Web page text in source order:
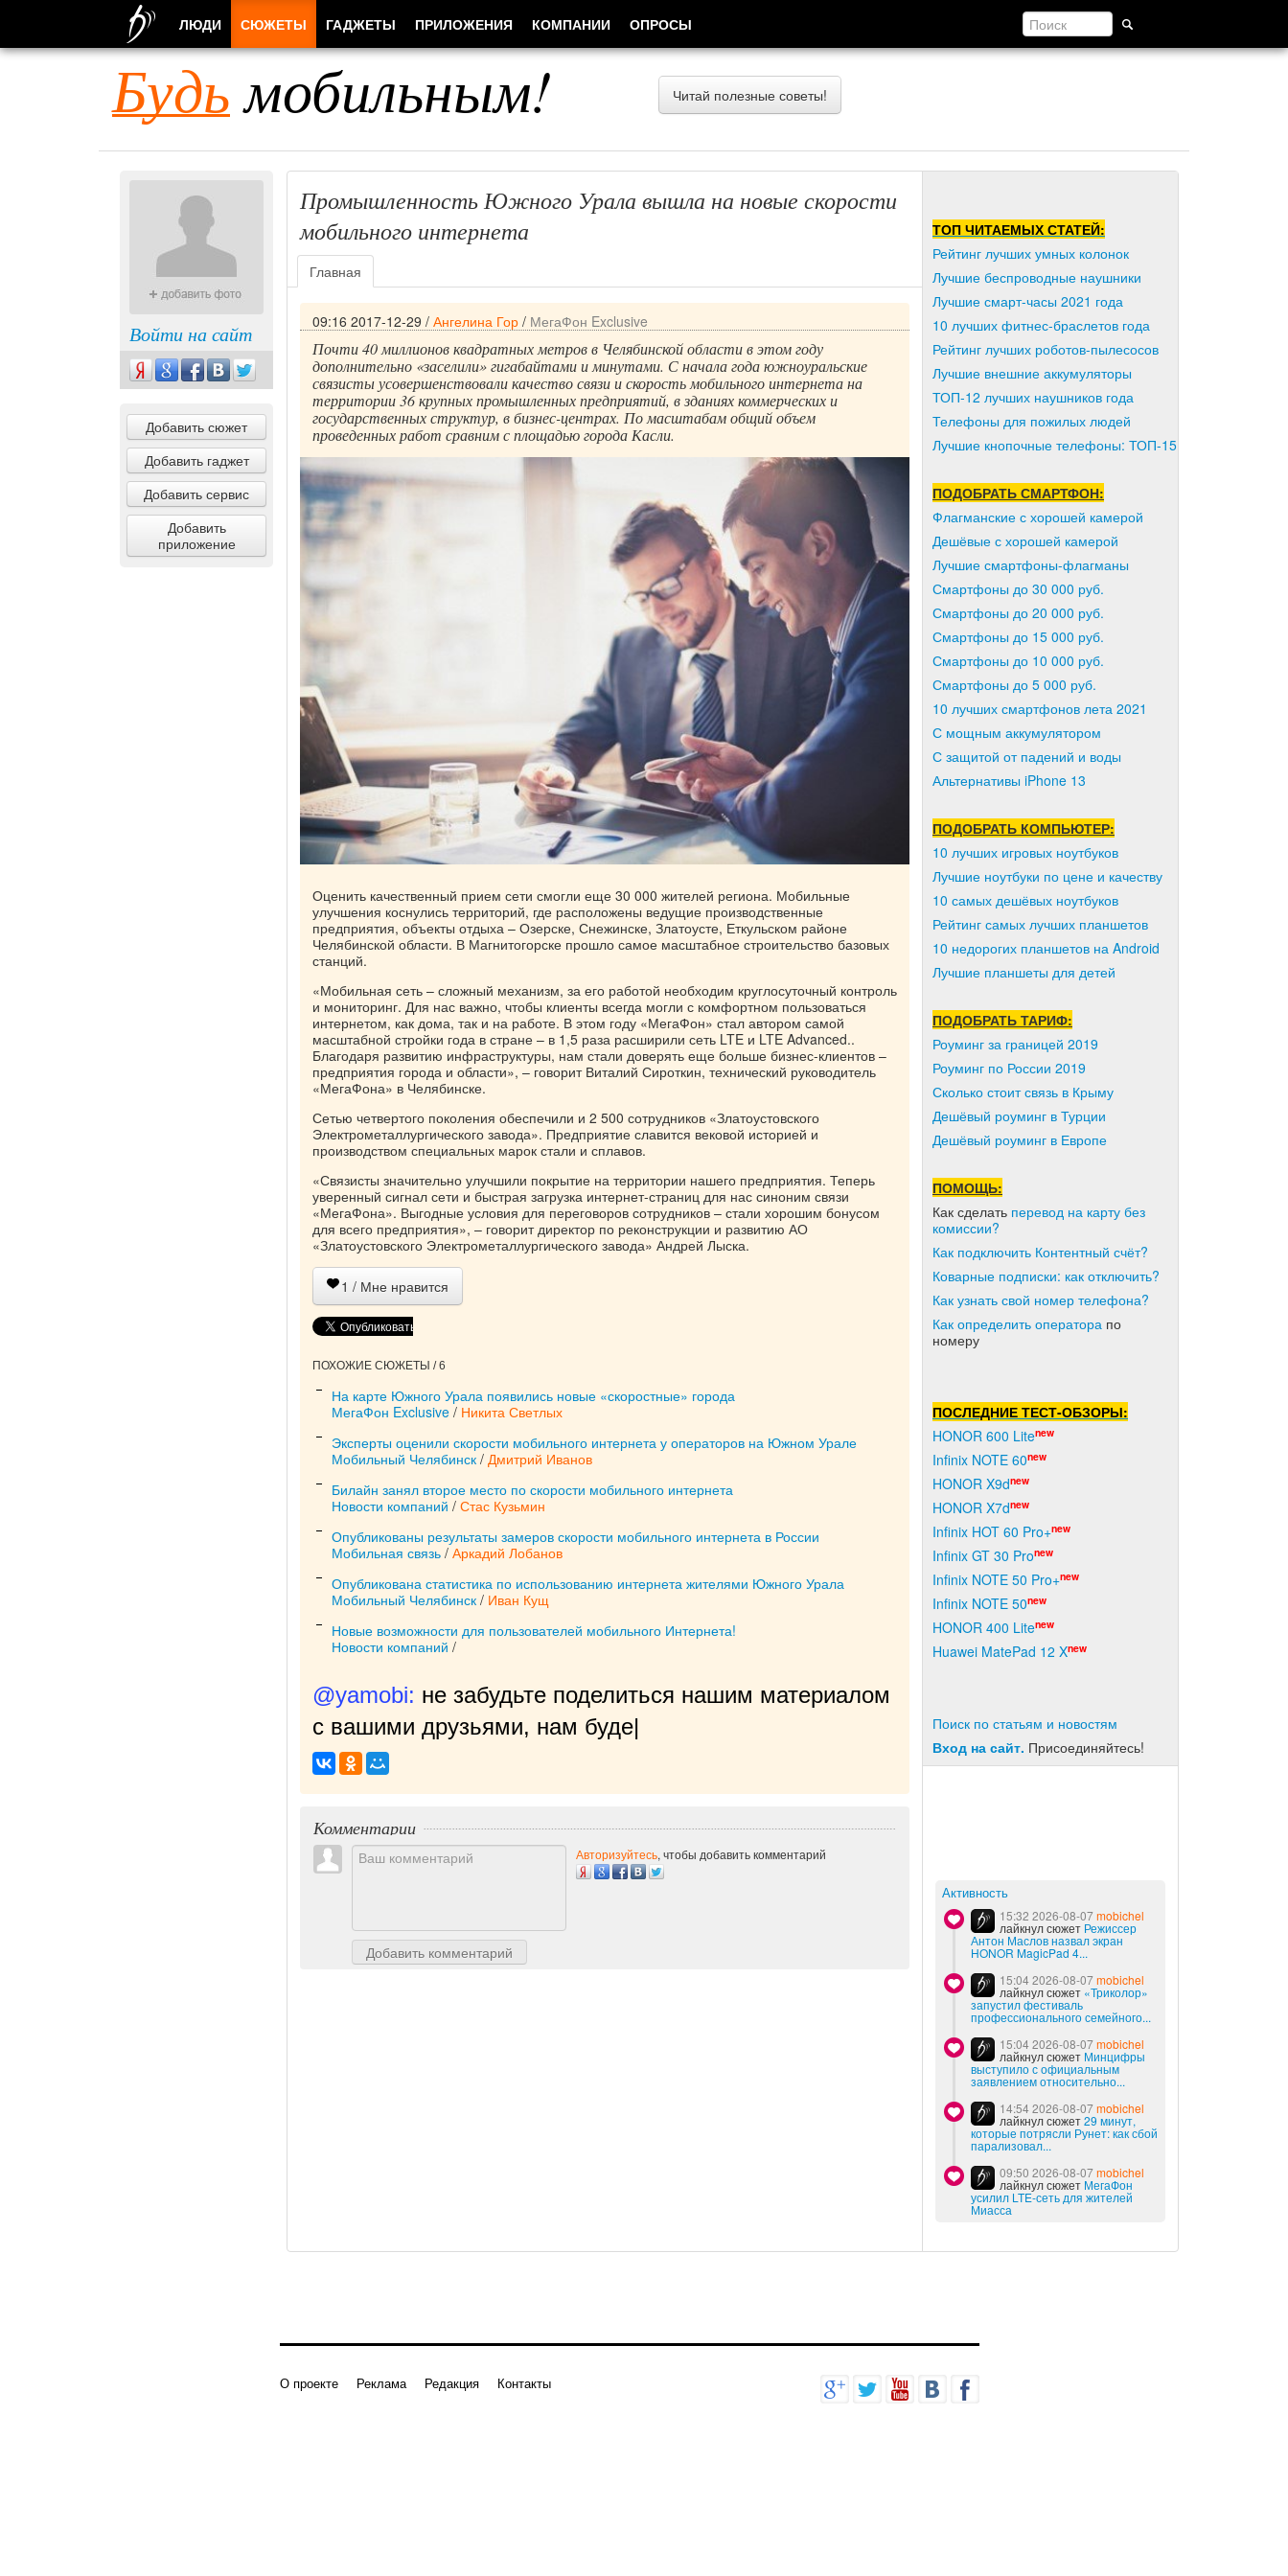
Будьмобильным! Читай полезные советы!
Войти на сайт
Добавить сюжет
Добавить гаджет
Добавить сервис
Добавить
приложение
Промышленность Южного Урала вышла на новые скорости
мобильного интернета
Главная
09:16 2017-12-29 / Ангелина Гор / МегаФон Exclusive
Почти 40 миллионов квадратных метров в Челябинской области в этом году
дополнительно «заселили» гигабайтами и минутами. С начала года южноуральские
связисты усовершенствовали качество связи и скорость мобильного интернета на
территории 36 крупных промышленных предприятий, в зданиях коммерческих и
государственных структур, в бизнес-центрах. По масштабам общий объем
проведенных работ сравним с площадью города Касли.
Оценить качественный прием сети смогли еще 30 000 жителей региона. Мобильные
улучшения коснулись территорий, где расположены ведущие производственные
предприятия, объекты отдыха – Озерске, Снежинске, Златоусте, Еткульском районе
Челябинской области. В Магнитогорске прошло самое масштабное строительство базовых
станций.
«Мобильная сеть – сложный механизм, за его работой необходим круглосуточный контроль
и мониторинг. Для нас важно, чтобы клиенты всегда могли с комфортном пользоваться
интернетом, как дома, так и на работе. В этом году «МегаФон» стал автором самой
масштабной стройки года в стране – в 1,5 раза расширили сеть LTE и LTE Advanced..
Благодаря развитию инфраструктуры, нам стали доверять еще больше бизнес-клиентов –
предприятия города и области», – говорит Виталий Сироткин, технический руководитель
«МегаФона» в Челябинске.
Сетью четвертого поколения обеспечили и 2 500 сотрудников «Златоустовского
Электрометаллургического завода». Предприятие славится вековой историей и
производством специальных марок стали и сплавов.
«Связисты значительно улучшили покрытие на территории нашего предприятия. Теперь
уверенный сигнал сети и быстрая загрузка интернет-страниц для нас синоним связи
«МегаФона». Выгодные условия для переговоров сотрудников – стали хорошим бонусом
для всего предприятия», – говорит директор по реконструкции и развитию АО
«Златоустовского Электрометаллургического завода» Андрей Лыска.
1 / Мне нравится
ПОХОЖИЕ СЮЖЕТЫ / 6
На карте Южного Урала появились новые «скоростные» города
МегаФон Exclusive / Никита Светлых
Эксперты оценили скорости мобильного интернета у операторов на Южном Урале
Мобильный Челябинск / Дмитрий Иванов
Билайн занял второе место по скорости мобильного интернета
Новости компаний / Стас Кузьмин
Опубликованы результаты замеров скорости мобильного интернета в России
Мобильная связь / Аркадий Лобанов
Опубликована статистика по использованию интернета жителями Южного Урала
Мобильный Челябинск / Иван Кущ
Новые возможности для пользователей мобильного Интернета!
Новости компаний /
@yamobi: не забудьте поделиться нашим материалом
с вашими друзьями, нам будет очень приятно!
Комментарии
Добавить комментарий
Авторизуйтесь, чтобы добавить комментарий
ТОП ЧИТАЕМЫХ СТАТЕЙ:
Рейтинг лучших умных колонок
Лучшие беспроводные наушники
Лучшие смарт-часы 2021 года
10 лучших фитнес-браслетов года
Рейтинг лучших роботов-пылесосов
Лучшие внешние аккумуляторы
ТОП-12 лучших наушников года
Телефоны для пожилых людей
Лучшие кнопочные телефоны: ТОП-15
ПОДОБРАТЬ СМАРТФОН:
Флагманские с хорошей камерой
Дешёвые с хорошей камерой
Лучшие смартфоны-флагманы
Смартфоны до 30 000 руб.
Смартфоны до 20 000 руб.
Смартфоны до 15 000 руб.
Смартфоны до 10 000 руб.
Смартфоны до 5 000 руб.
10 лучших смартфонов лета 2021
С мощным аккумулятором
С защитой от падений и воды
Альтернативы iPhone 13
ПОДОБРАТЬ КОМПЬЮТЕР:
10 лучших игровых ноутбуков
Лучшие ноутбуки по цене и качеству
10 самых дешёвых ноутбуков
Рейтинг самых лучших планшетов
10 недорогих планшетов на Android
Лучшие планшеты для детей
ПОДОБРАТЬ ТАРИФ:
Роуминг за границей 2019
Роуминг по России 2019
Сколько стоит связь в Крыму
Дешёвый роуминг в Турции
Дешёвый роуминг в Европе
ПОМОЩЬ:
Как сделать перевод на карту без
комиссии?
Как подключить Контентный счёт?
Коварные подписки: как отключить?
Как узнать свой номер телефона?
Как определить оператора по
номеру
ПОСЛЕДНИЕ ТЕСТ-ОБЗОРЫ:
HONOR 600 Litenew
Infinix NOTE 60new
HONOR X9dnew
HONOR X7dnew
Infinix HOT 60 Pro+new
Infinix GT 30 Pronew
Infinix NOTE 50 Pro+new
Infinix NOTE 50new
HONOR 400 Litenew
Huawei MatePad 12 Xnew
Поиск по статьям и новостям
Вход на сайт. Присоединяйтесь!
Активность
15:32 2026-08-07mobichel
лайкнул сюжет Режиссер
Антон Маслов назвал экран
HONOR MagicPad 4...
15:04 2026-08-07mobichel
лайкнул сюжет «Триколор»
запустил фестиваль
профессионального семейного...
15:04 2026-08-07mobichel
лайкнул сюжет Минцифры
выступило с официальным
заявлением относительно...
14:54 2026-08-07mobichel
лайкнул сюжет29 минут,
которые потрясли Рунет: как сбой
парализовал...
09:50 2026-08-07mobichel
лайкнул сюжет МегаФон
усилил LTE-сеть для жителей
Миасса
ЛЮДИ СЮЖЕТЫ ГАДЖЕТЫ ПРИЛОЖЕНИЯ КОМПАНИИ ОПРОСЫ
О проекте Реклама Редакция Контакты